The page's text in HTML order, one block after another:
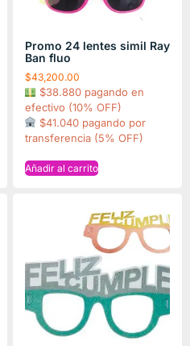
Promo 24 lentes simil Ray
Ban fluo
$43,200.00
$38.880 pagando en
efectivo (10% OFF)
$41.040 pagando por
transferencia (5% OFF)
Añadir al carrito